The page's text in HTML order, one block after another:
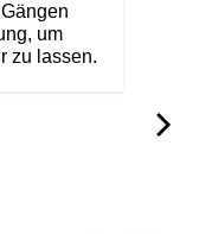
um
zu lassen.